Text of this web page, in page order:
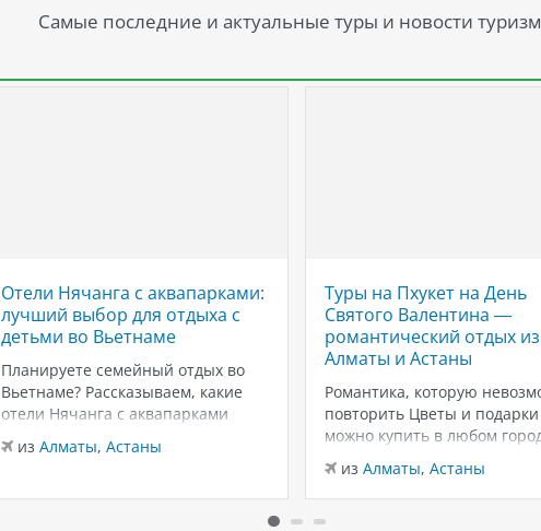
Самые последние и актуальные туры и новости
Отели Нячанга с аквапарками:
лучший выбор для отдыха с
детьми во Вьетнаме
Планируете семейный отдых во
Вьетнаме? Рассказываем, какие
отели Нячанга с аквапарками
подойдут для отдыха с детьми:
бассейны, горки, пляжи и
Нячанг — один из самых
из Алматы, Астаны
Туры на Пхукет на День
Святого Валентина —
романтический отдых из
Алматы и Астаны
Романтика, которую
повторить Цветы и подарки
можно купить в любом
вот тёплый песок, закаты у
Андаманского моря и
дней только для вас двоих
эмоции, которые
изАлматы,Астаны